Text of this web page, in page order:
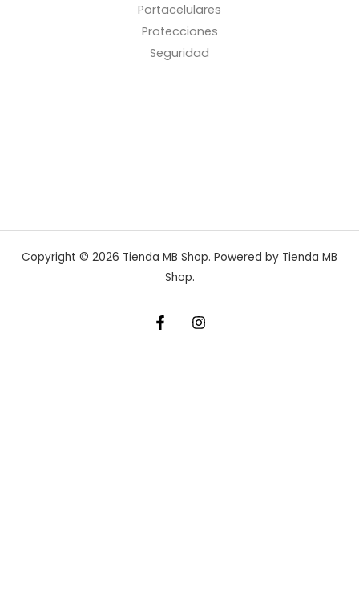
Portacelulares
Protecciones
Seguridad
Copyright © 2026 Tienda MB Shop. Powered by Tienda MB
Shop.